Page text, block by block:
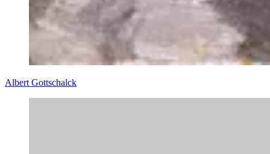
Albert Gottschalck